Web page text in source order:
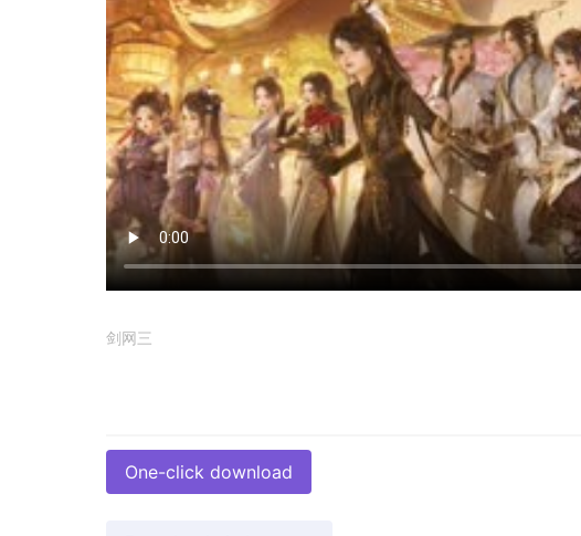
剑网三
One-click download